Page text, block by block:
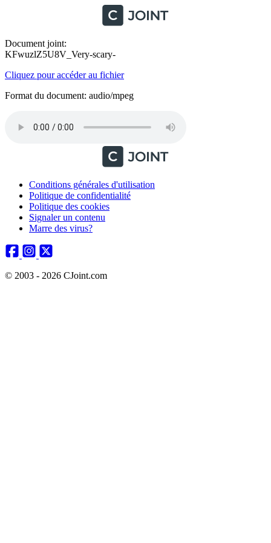
Document joint:
KFwuzlZ5U8V_Very-scary-
Cliquez pour accéder au fichier
Format du document: audio/mpeg
Conditions générales d'utilisation
Politique de confidentialité
Politique des cookies
Signaler un contenu
Marre des virus?
© 2003 - 2026 CJoint.com